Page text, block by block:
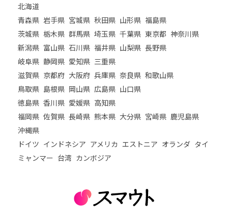
北海道
青森県 岩手県 宮城県 秋田県 山形県 福島県
茨城県 栃木県 群馬県 埼玉県 千葉県 東京都 神奈川県
新潟県 富山県 石川県 福井県 山梨県 長野県
岐阜県 静岡県 愛知県 三重県
滋賀県 京都府 大阪府 兵庫県 奈良県 和歌山県
鳥取県 島根県 岡山県 広島県 山口県
徳島県 香川県 愛媛県 高知県
福岡県 佐賀県 長崎県 熊本県 大分県 宮崎県 鹿児島県
沖縄県
ドイツ インドネシア アメリカ エストニア オランダ タイ
ミャンマー 台湾 カンボジア